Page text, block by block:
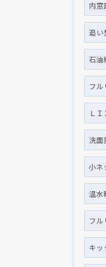
内窓
追い
石油
フル
Ｌ
洗面
小ネ
温水
フル
キッ